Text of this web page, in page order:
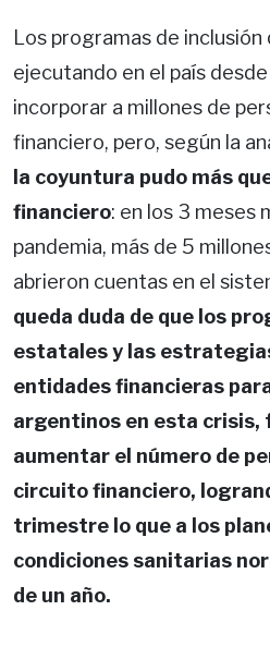
Los programas de inclusión
ejecutando en el país
incorporar a millones de
financiero, pero, según la
la coyuntura pudo más
financiero: en los 3 meses
pandemia, más de 5
abrieron cuentas en el
queda duda de que los
estatales y las
entidades financieras
argentinos en esta crisis,
aumentar el número de
circuito financiero,
trimestre lo que a los
condiciones sanitarias
de un año.